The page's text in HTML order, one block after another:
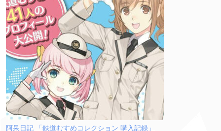
阿呆日記 「鉄道むすめコレクション 購入記録」